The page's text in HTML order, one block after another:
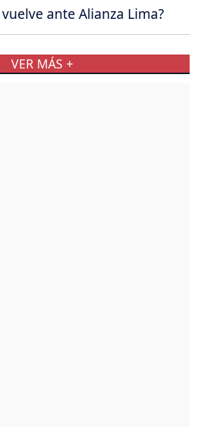
ante Alianza Lima?
VER MÁS +